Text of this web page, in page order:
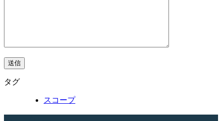
タグ
スコープ